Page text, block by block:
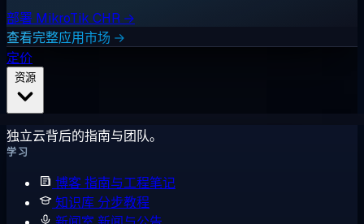
部署 MikroTik CHR →
查看完整应用市场 →
定价
独立云背后的指南与团队。
学习
博客指南与工程笔记
知识库 分步教程